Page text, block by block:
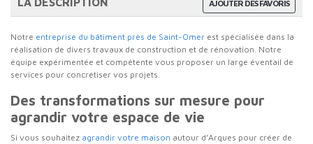
AJOUTER DES FAVORIS
Notre entreprise du bâtiment près de Saint-Omer est spécialisée dans la
réalisation de divers travaux de construction et de rénovation. Notre
équipe expérimentée et compétente vous proposer un large éventail de
services pour concrétiser vos projets.
Des transformations sur mesure pour
agrandir votre espace de vie
Si vous souhaitez agrandir votre maison autour d’Arques pour créer de